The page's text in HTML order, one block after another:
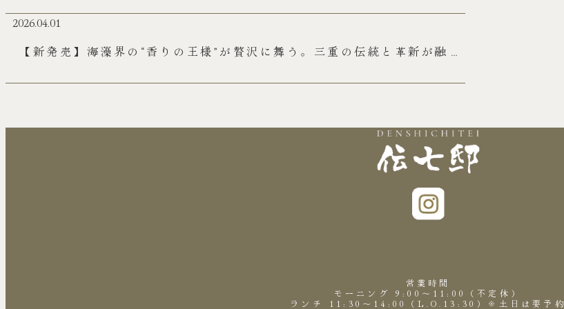
2026.04.01
【新発売】海藻界の“香りの王様”が贅沢に舞う。三重の伝統と革新が融合
営業時間
モーニング 9:00～11:00（不定休）
ランチ 11:30～14:00（L.O.13:30）※土日は要予約